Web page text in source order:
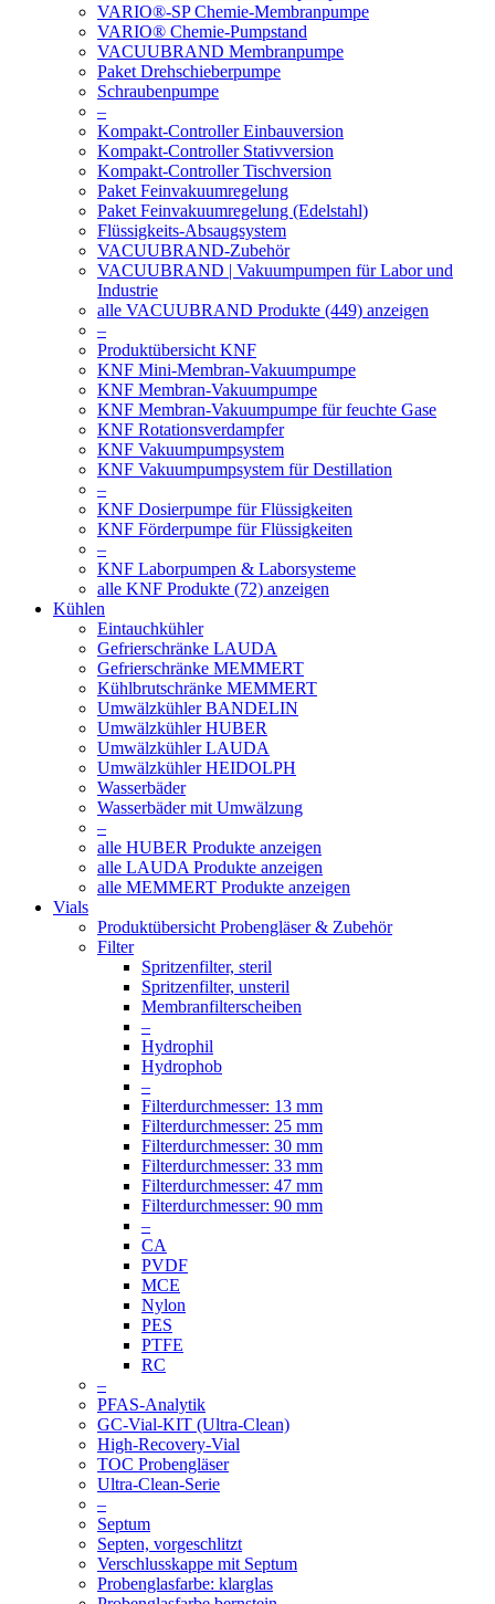
VARIO®-SP Chemie-Membranpumpe
VARIO® Chemie-Pumpstand
VACUUBRAND Membranpumpe
Paket Drehschieberpumpe
Schraubenpumpe
–
Kompakt-Controller Einbauversion
Kompakt-Controller Stativversion
Kompakt-Controller Tischversion
Paket Feinvakuumregelung
Paket Feinvakuumregelung (Edelstahl)
Flüssigkeits-Absaugsystem
VACUUBRAND-Zubehör
VACUUBRAND | Vakuumpumpen für Labor und
Industrie
alle VACUUBRAND Produkte (449) anzeigen
–
Produktübersicht KNF
KNF Mini-Membran-Vakuumpumpe
KNF Membran-Vakuumpumpe
KNF Membran-Vakuumpumpe für feuchte Gase
KNF Rotationsverdampfer
KNF Vakuumpumpsystem
KNF Vakuumpumpsystem für Destillation
–
KNF Dosierpumpe für Flüssigkeiten
KNF Förderpumpe für Flüssigkeiten
–
KNF Laborpumpen & Laborsysteme
alle KNF Produkte (72) anzeigen
Kühlen
Eintauchkühler
Gefrierschränke LAUDA
Gefrierschränke MEMMERT
Kühlbrutschränke MEMMERT
Umwälzkühler BANDELIN
Umwälzkühler HUBER
Umwälzkühler LAUDA
Umwälzkühler HEIDOLPH
Wasserbäder
Wasserbäder mit Umwälzung
–
alle HUBER Produkte anzeigen
alle LAUDA Produkte anzeigen
alle MEMMERT Produkte anzeigen
Vials
Produktübersicht Probengläser & Zubehör
Filter
Spritzenfilter, steril
Spritzenfilter, unsteril
Membranfilterscheiben
–
Hydrophil
Hydrophob
–
Filterdurchmesser: 13 mm
Filterdurchmesser: 25 mm
Filterdurchmesser: 30 mm
Filterdurchmesser: 33 mm
Filterdurchmesser: 47 mm
Filterdurchmesser: 90 mm
–
CA
PVDF
MCE
Nylon
PES
PTFE
RC
–
PFAS-Analytik
GC-Vial-KIT (Ultra-Clean)
High-Recovery-Vial
TOC Probengläser
Ultra-Clean-Serie
–
Septum
Septen, vorgeschlitzt
Verschlusskappe mit Septum
Probenglasfarbe: klarglas